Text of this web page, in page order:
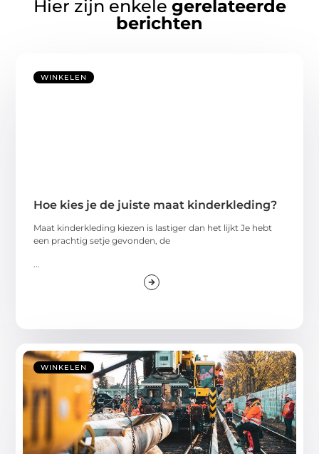
Hier zijn enkele gerelateerde
berichten
WINKELEN
Hoe kies je de juiste maat kinderkleding?
Maat kinderkleding kiezen is lastiger dan het lijkt Je hebt
een prachtig setje gevonden, de
WINKELEN